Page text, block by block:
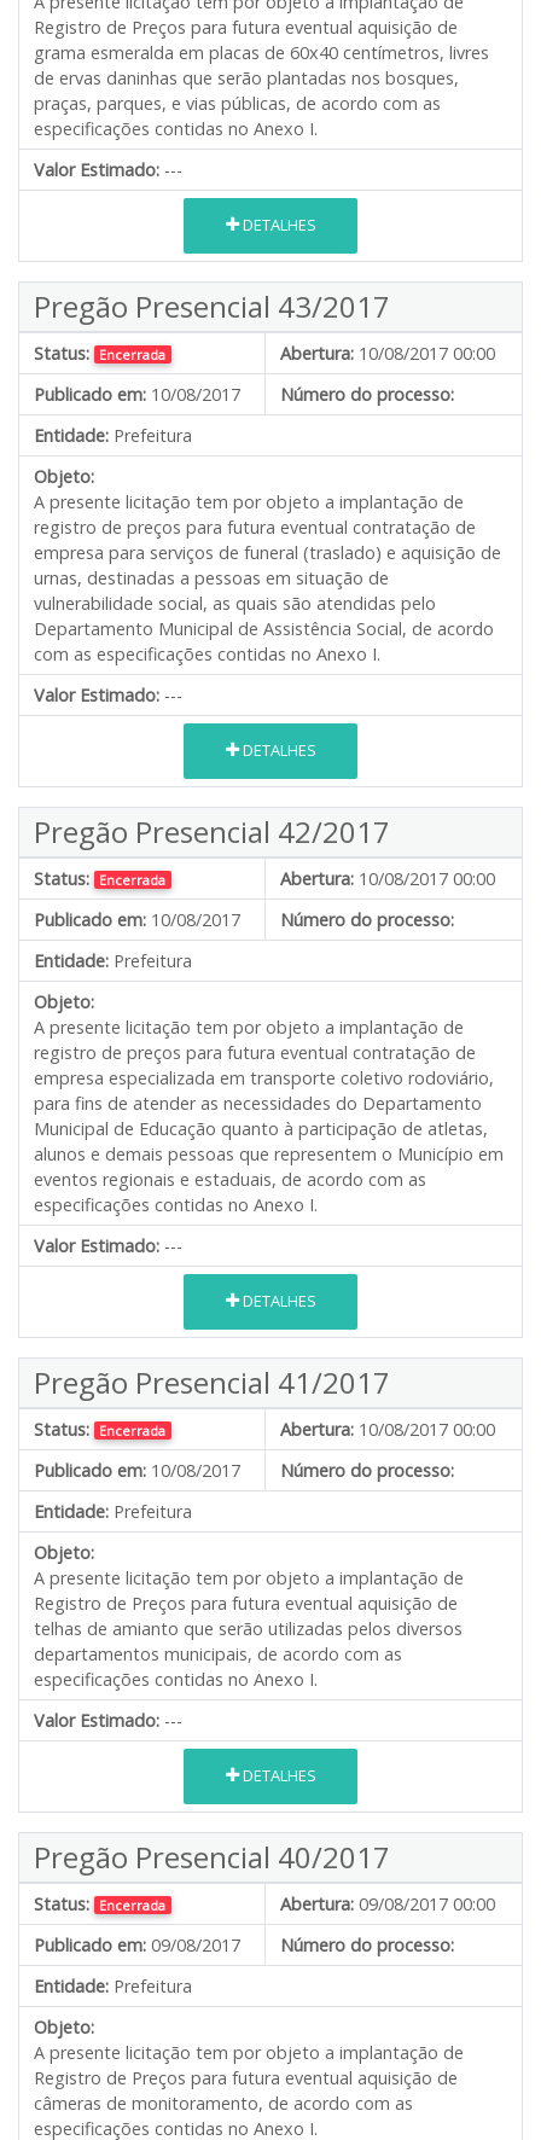
Registro de Preços para futura eventual aquisição de
grama esmeralda em placas de 60x40 centímetros, livres
de ervas daninhas que serão plantadas nos bosques,
praças, parques, e vias públicas, de acordo com as
especificações contidas no Anexo I.
Valor Estimado: ---
DETALHES
Pregão Presencial 43/2017
Status: Encerrada Abertura: 10/08/2017 00:00
Publicado em: 10/08/2017
Número do processo:
Entidade: Prefeitura
Objeto:
A presente licitação tem por objeto a implantação de
registro de preços para futura eventual contratação de
empresa para serviços de funeral (traslado) e aquisição de
urnas, destinadas a pessoas em situação de
vulnerabilidade social, as quais são atendidas pelo
Departamento Municipal de Assistência Social, de acordo
com as especificações contidas no Anexo I.
Valor Estimado: ---
DETALHES
Pregão Presencial 42/2017
Status: Encerrada Abertura: 10/08/2017 00:00
Publicado em: 10/08/2017
Número do processo:
Entidade: Prefeitura
Objeto:
A presente licitação tem por objeto a implantação de
registro de preços para futura eventual contratação de
empresa especializada em transporte coletivo rodoviário,
para fins de atender as necessidades do Departamento
Municipal de Educação quanto à participação de atletas,
alunos e demais pessoas que representem o Município em
eventos regionais e estaduais, de acordo com as
especificações contidas no Anexo I.
Valor Estimado: ---
DETALHES
Pregão Presencial 41/2017
Status: Encerrada Abertura: 10/08/2017 00:00
Publicado em: 10/08/2017
Número do processo:
Entidade: Prefeitura
Objeto:
A presente licitação tem por objeto a implantação de
Registro de Preços para futura eventual aquisição de
telhas de amianto que serão utilizadas pelos diversos
departamentos municipais, de acordo com as
especificações contidas no Anexo I.
Valor Estimado: ---
DETALHES
Pregão Presencial 40/2017
Status: Encerrada Abertura: 09/08/2017 00:00
Publicado em: 09/08/2017
Número do processo:
Entidade: Prefeitura
Objeto:
A presente licitação tem por objeto a implantação de
Registro de Preços para futura eventual aquisição de
câmeras de monitoramento, de acordo com as
especificações contidas no Anexo I.